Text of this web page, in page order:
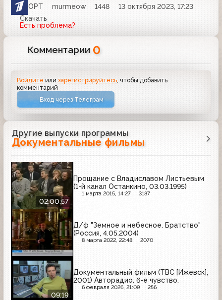
ОРТ murmeow 1448
13 октября 2023, 17:23
Скачать
Есть проблема?
Комментарии 0
Войдите илизарегистрируйтесь, чтобы добавить
комментарий
Вход через Телеграм
Другие выпуски программы
Документальные фильмы
02:00:57
Прощание с Владиславом Листьевым
(1-й канал Останкино, 03.03.1995)
1 марта 2015, 14:27 3187
Д/ф "Земное и небесное. Братство"
(Россия, 4.05.2004)
8 марта 2022, 22:48 2070
09:19
Документальный фильм (ТВС [Ижевск],
2001) Авторадио. 6-е чувство.
6 февраля 2026, 21:09 256